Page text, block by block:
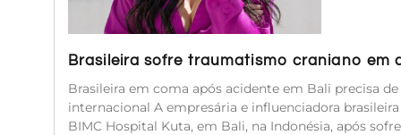
Brasileira sofre traumatismo craniano em
Brasileira em coma após acidente em Bali precisa
internacional A empresária e influenciadora
BIMC Hospital Kuta, em Bali, na Indonésia, após